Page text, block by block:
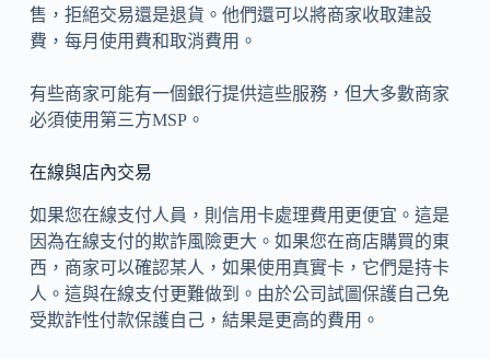
售，拒絕交易還是退貨。他們還可以將商家收取建設
費，每月使用費和取消費用。
有些商家可能有一個銀行提供這些服務，但大多數商家
必須使用第三方MSP。
在線與店內交易
如果您在線支付人員，則信用卡處理費用更便宜。這是
因為在線支付的欺詐風險更大。如果您在商店購買的東
西，商家可以確認某人，如果使用真實卡，它們是持卡
人。這與在線支付更難做到。由於公司試圖保護自己免
受欺詐性付款保護自己，結果是更高的費用。